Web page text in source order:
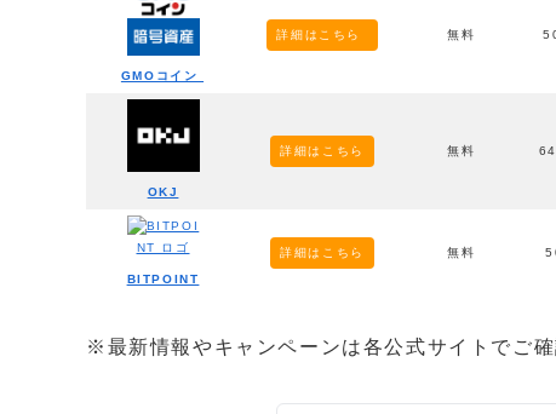
GMOコイン
詳細はこちら 無料
OKJ
詳細はこちら 無料
BITPOINT
詳細はこちら 無料
※最新情報やキャンペーンは各公式サイトでご確